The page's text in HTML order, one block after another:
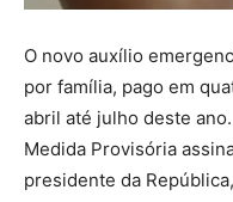
O novo auxílio
por família, pago em
abril até julho deste
Medida Provisória
presidente da